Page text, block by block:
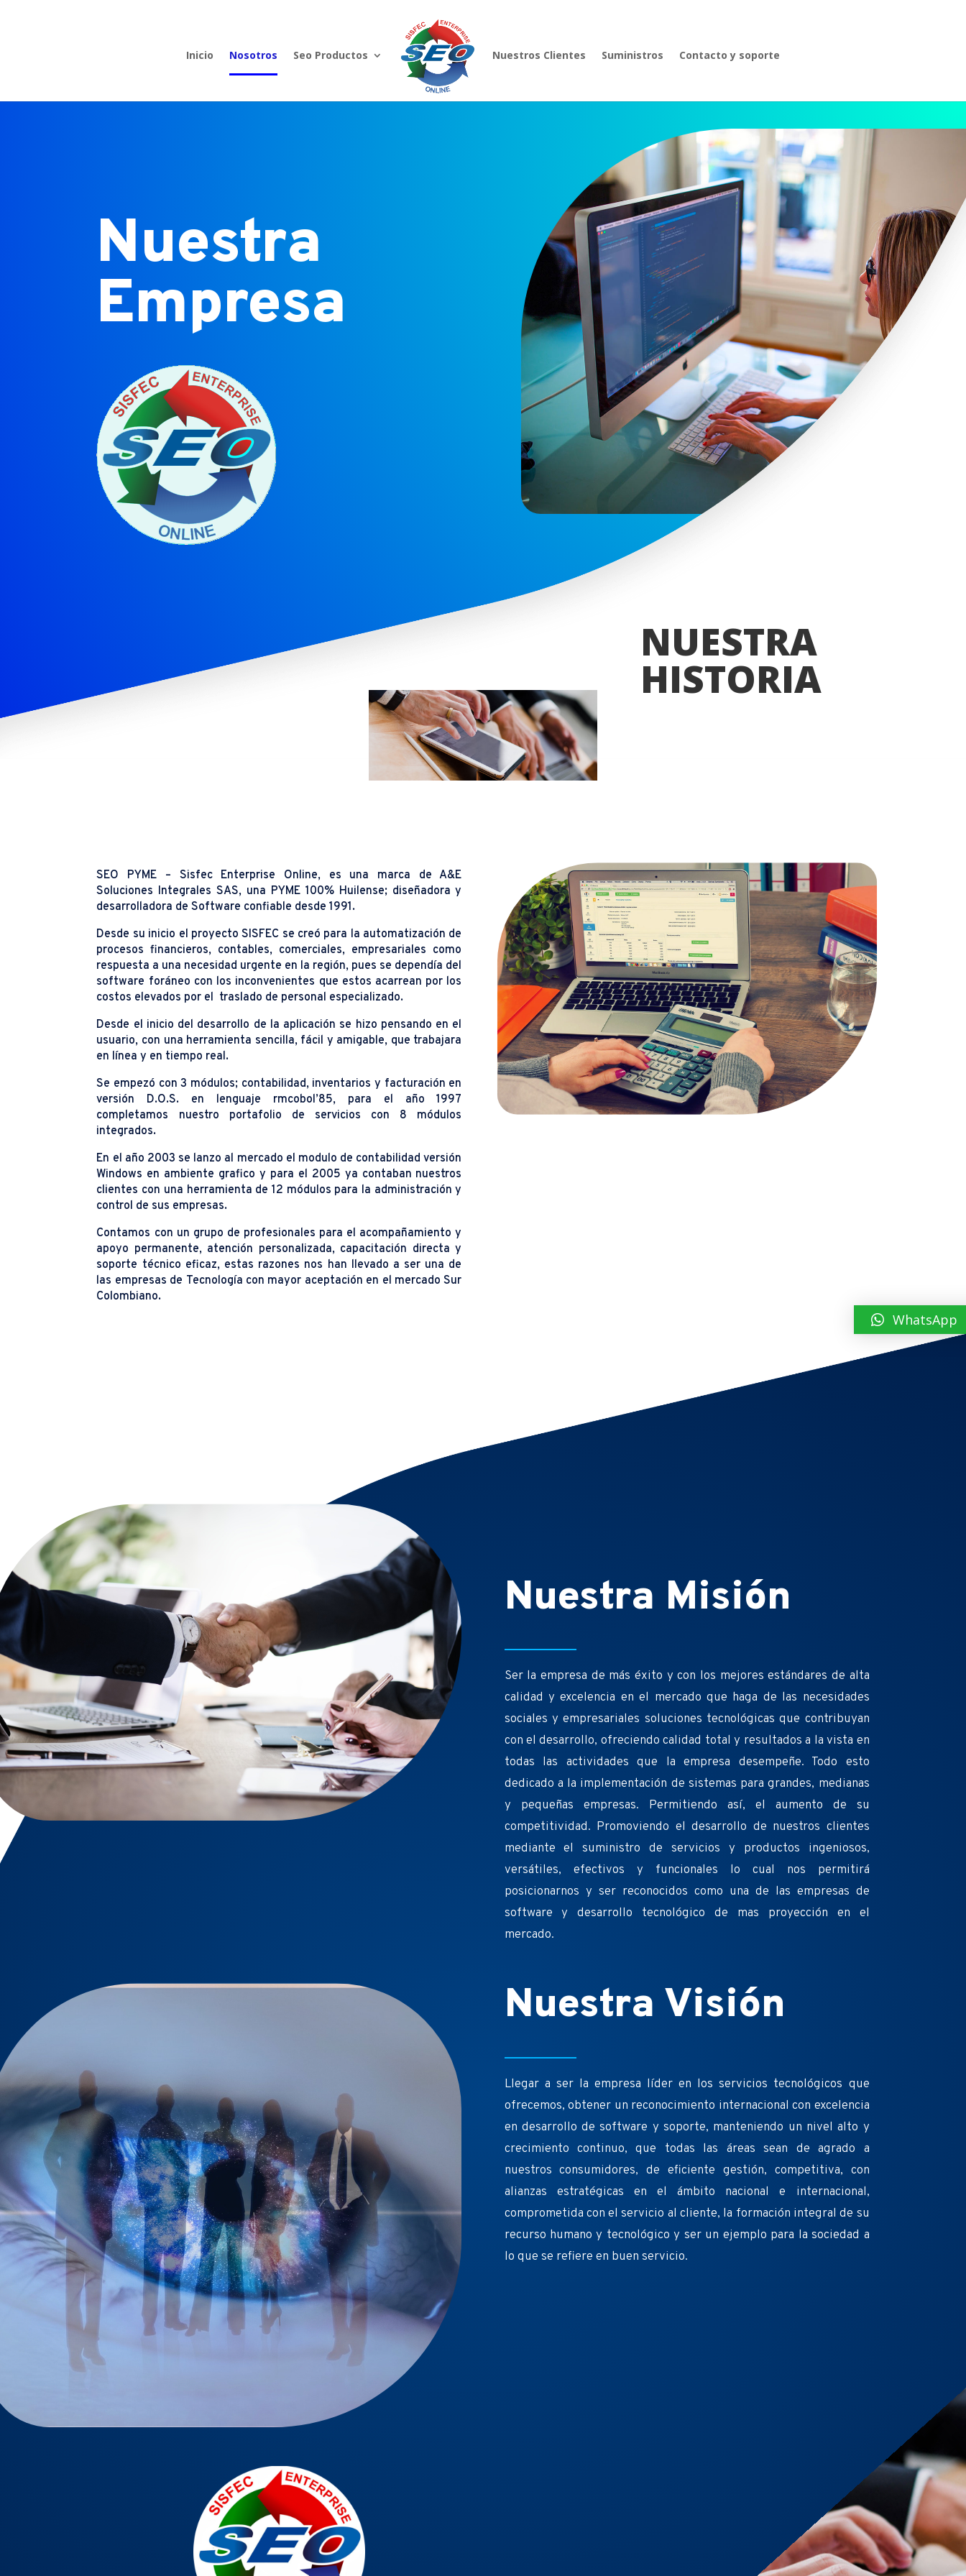
Inicio Nosotros Seo Productos Nuestros Clientes Suministros Contacto y soporte
Nuestra
Empresa
NUESTRA
HISTORIA
SEO PYME – Sisfec Enterprise Online, es una marca de A&E
Soluciones Integrales SAS, una PYME 100% Huilense; diseñadora y
desarrolladora de Software confiable desde 1991.
Desde su inicio el proyecto SISFEC se creó para la automatización de
procesos financieros, contables, comerciales, empresariales como
respuesta a una necesidad urgente en la región, pues se dependía del
software foráneo con los inconvenientes que estos acarrean por los
costos elevados por el traslado de personal especializado.
Desde el inicio del desarrollo de la aplicación se hizo pensando en el
usuario, con una herramienta sencilla, fácil y amigable, que trabajara
en línea y en tiempo real.
Se empezó con 3 módulos; contabilidad, inventarios y facturación en
versión D.O.S. en lenguaje rmcobol’85, para el año 1997
completamos nuestro portafolio de servicios con 8 módulos
integrados.
En el año 2003 se lanzo al mercado el modulo de contabilidad versión
Windows en ambiente grafico y para el 2005 ya contaban nuestros
clientes con una herramienta de 12 módulos para la administración y
control de sus empresas.
Contamos con un grupo de profesionales para el acompañamiento y
apoyo permanente, atención personalizada, capacitación directa y
soporte técnico eficaz, estas razones nos han llevado a ser una de
las empresas de Tecnología con mayor aceptación en el mercado Sur
Colombiano.
Nuestra Misión
Ser la empresa de más éxito y con los mejores estándares de alta
calidad y excelencia en el mercado que haga de las necesidades
sociales y empresariales soluciones tecnológicas que contribuyan
con el desarrollo, ofreciendo calidad total y resultados a la vista en
todas las actividades que la empresa desempeñe. Todo esto
dedicado a la implementación de sistemas para grandes, medianas
y pequeñas empresas. Permitiendo así, el aumento de su
competitividad. Promoviendo el desarrollo de nuestros clientes
mediante el suministro de servicios y productos ingeniosos,
versátiles, efectivos y funcionales lo cual nos permitirá
posicionarnos y ser reconocidos como una de las empresas de
software y desarrollo tecnológico de mas proyección en el
mercado.
Nuestra Visión
Llegar a ser la empresa líder en los servicios tecnológicos que
ofrecemos, obtener un reconocimiento internacional con excelencia
en desarrollo de software y soporte, manteniendo un nivel alto y
crecimiento continuo, que todas las áreas sean de agrado a
nuestros consumidores, de eficiente gestión, competitiva, con
alianzas estratégicas en el ámbito nacional e internacional,
comprometida con el servicio al cliente, la formación integral de su
recurso humano y tecnológico y ser un ejemplo para la sociedad a
lo que se refiere en buen servicio.
WhatsApp